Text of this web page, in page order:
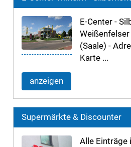
E-Center -
(Saale) -
Karte ...
anzeigen
Supermärkte & Discounter
Alle Einträge